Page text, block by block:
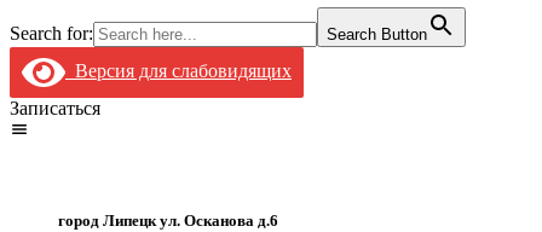
Search for: Search Button
Версия для слабовидящих
Записаться
город Липецк ул. Осканова д.6